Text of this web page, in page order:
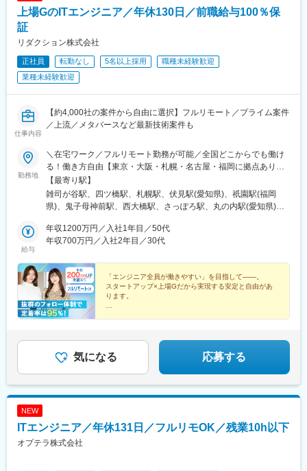
上場GのITエンジニア／年休130日／前職給与100％保
証
リダクション株式会社
正社員 転勤なし 5名以上採用
職種未経験歓迎
業種未経験歓迎
仕事内容
【約4,000社の案件から自由に選択】フルリモート／プライム案件
／上流／メタバースなど最新技術案件も
勤務地
＼在宅ワーク／フルリモート勤務が可能／全国どこからでも働け
る！働き方自由【東京・大阪・札幌・名古屋・福岡に拠点あり】
★在宅ワークOK！／希望を考慮し決定／転居を伴う転勤なし★海
外出張ありの案件もあります■本社：東京都豊島区高田2丁目17-
22 目白中野ビル 5階■大阪：大阪市西区新町1-6-23 四ツ橋大川ビ
ャステール■名古屋：愛知県名古屋市中区栄2-2-1 広小路伏見中駒
ビル■福岡：福岡県福岡市博多区博多駅前2-19-17 トーカン博多第
【最寄り駅】
雑司が谷駅、四ツ橋駅、札幌駅、伏見駅(愛知県)、祇園駅(福岡
県)、鬼子母神前駅、西大橋駅、さっぽろ駅、丸の内駅(愛知県)、
給与
年収1200万円／入社1年目／50代
年収700万円／入社2年目／30代
「エンジニア全員が働きやすい」を目指して――。
スタートアップ×上場Gだから実現する安定と自由があ
ります。
●安心の案件選択制
●リモートOK／年休130日／副業OK
気になる 応募する
NEW
ITエンジニア／年休131日／フルリモOK／残業10h以下
オプテラ株式会社